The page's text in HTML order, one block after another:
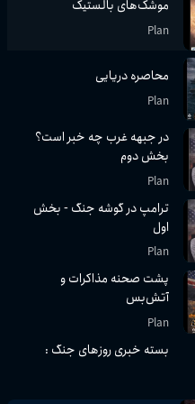
موشک‌های بالستیک
Plan
محاصره دریایی
Plan
در جبهه غرب چه خبر است؟
بخش دوم
Plan
ترامپ در گوشه جنگ - بخش
اول
Plan
پشت صحنه مذاکرات و
آتش‌بس
Plan
بسته خبری روز‌های جنگ :